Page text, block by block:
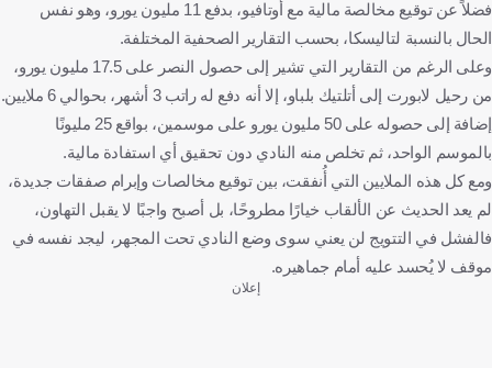
فضلاً عن توقيع مخالصة مالية مع أوتافيو، بدفع 11 مليون يورو، وهو نفس
الحال بالنسبة لتاليسكا، بحسب التقارير الصحفية المختلفة.
وعلى الرغم من التقارير التي تشير إلى حصول النصر على 17.5 مليون يورو،
من رحيل لابورت إلى أتلتيك بلباو، إلا أنه دفع له راتب 3 أشهر، بحوالي 6 ملايين.
إضافة إلى حصوله على 50 مليون يورو على موسمين، بواقع 25 مليونًا
بالموسم الواحد، ثم تخلص منه النادي دون تحقيق أي استفادة مالية.
ومع كل هذه الملايين التي أُنفقت، بين توقيع مخالصات وإبرام صفقات جديدة،
لم يعد الحديث عن الألقاب خيارًا مطروحًا، بل أصبح واجبًا لا يقبل التهاون،
فالفشل في التتويج لن يعني سوى وضع النادي تحت المجهر، ليجد نفسه في
موقف لا يُحسد عليه أمام جماهيره.
إعلان